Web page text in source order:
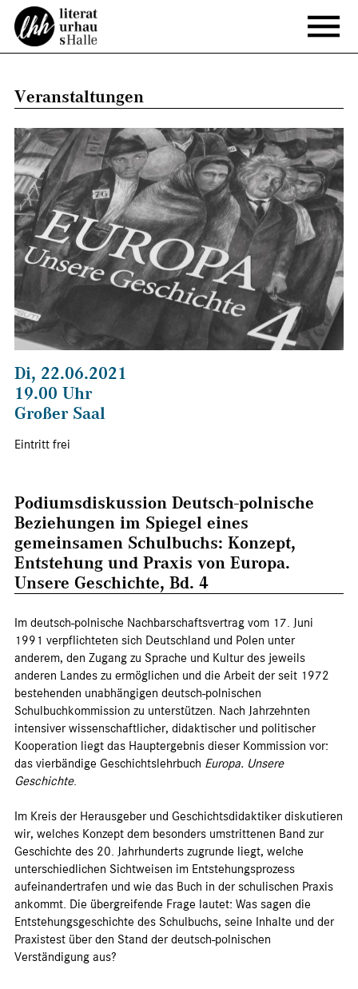
Veranstaltungen
Di, 22.06.2021
19.00 Uhr
Großer Saal
Eintritt frei
Podiumsdiskussion Deutsch-polnische
Beziehungen im Spiegel eines
gemeinsamen Schulbuchs: Konzept,
Entstehung und Praxis von Europa.
Unsere Geschichte, Bd. 4
Im deutsch-polnische Nachbarschaftsvertrag vom 17. Juni
1991 verpflichteten sich Deutschland und Polen unter
anderem, den Zugang zu Sprache und Kultur des jeweils
anderen Landes zu ermöglichen und die Arbeit der seit 1972
bestehenden unabhängigen deutsch-polnischen
Schulbuchkommission zu unterstützen. Nach Jahrzehnten
intensiver wissenschaftlicher, didaktischer und politischer
Kooperation liegt das Hauptergebnis dieser Kommission vor:
das vierbändige Geschichtslehrbuch Europa. Unsere
Geschichte.
Im Kreis der Herausgeber und Geschichtsdidaktiker diskutieren
wir, welches Konzept dem besonders umstrittenen Band zur
Geschichte des 20. Jahrhunderts zugrunde liegt, welche
unterschiedlichen Sichtweisen im Entstehungsprozess
aufeinandertrafen und wie das Buch in der schulischen Praxis
ankommt. Die übergreifende Frage lautet: Was sagen die
Entstehungsgeschichte des Schulbuchs, seine Inhalte und der
Praxistest über den Stand der deutsch-polnischen
Verständigung aus?